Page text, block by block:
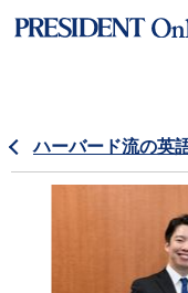
ハーバード流の英